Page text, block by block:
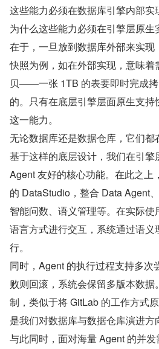
这些能力必须在数据库引擎内部实
为什么这些能力必须在引擎层原
在于，一旦放到数据库外部来实
快照为例，如在外部实现，意味
贝——一张 1TB 的表要即时完成
的。只有在底层引擎层面原生支
这一能力。
无论数据库还是数据仓库，它们都
基于这样的底层设计，我们在引
Agent 友好的核心功能。在此之上
的 DataStudio，整合 Data Agent
智能问数、语义管理等。在实际
语言方式进行交互，系统通过语
行。
同时，Agent 的执行过程支持多
败则回滚，系统会保留多版本数
制，类似于将 GitLab 的工作方式
是我们对数据库与数据仓库演进方
与此同时，面对海量 Agent 的并